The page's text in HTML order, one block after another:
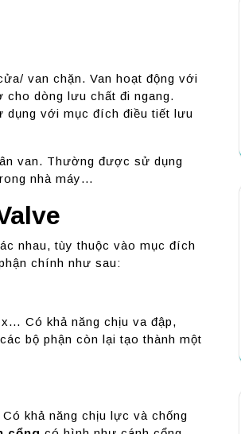
van chặn. Van hoạt động với
cho dòng lưu chất đi ngang.
dụng với mục đích điều tiết lưu
van. Thường được sử dụng
nhà máy…
nhau, tùy thuộc vào mục đích
chính như sau:
Có khả năng chịu va đập,
bộ phận còn lại tạo thành một
khả năng chịu lực và chống